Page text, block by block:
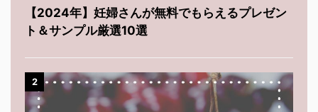
【2024年】妊婦さんが無料でもらえるプレゼン
ト＆サンプル厳選10選
2